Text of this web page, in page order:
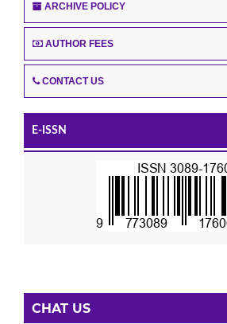
ARCHIVE POLICY
AUTHOR FEES
CONTACT US
E-ISSN
CHAT US